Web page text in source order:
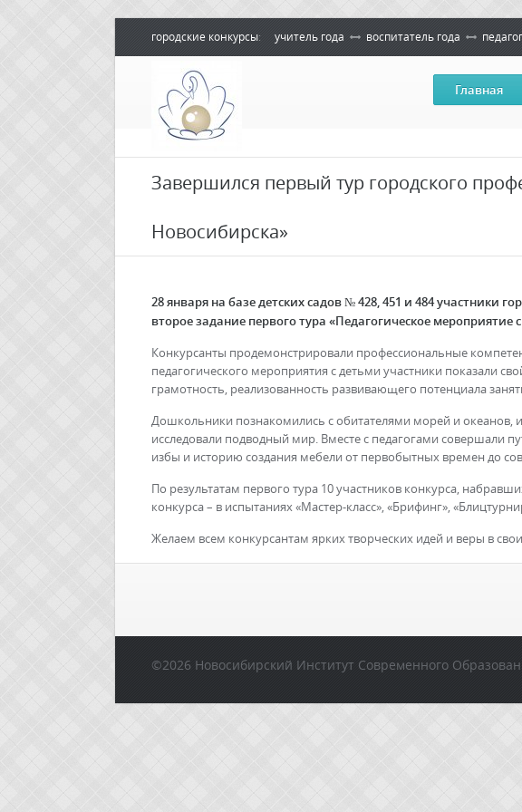
городские конкурсы: учитель года воспитатель года
Главная
Завершился первый тур городского
Новосибирска»
28 января на базе детских садов № 428, 451 и 484 участники
второе задание первого тура «Педагогическое мероприятие
Конкурсанты продемонстрировали профессиональные
педагогического мероприятия с детьми участники показали
грамотность, реализованность развивающего потенциала
Дошкольники познакомились с обитателями морей и океанов,
исследовали подводный мир. Вместе с педагогами совершали
избы и историю создания мебели от первобытных времен до
По результатам первого тура 10 участников конкурса,
конкурса – в испытаниях «Мастер-класс», «Брифинг»,
Желаем всем конкурсантам ярких творческих идей и веры в
©2026 Новосибирский Институт Современного